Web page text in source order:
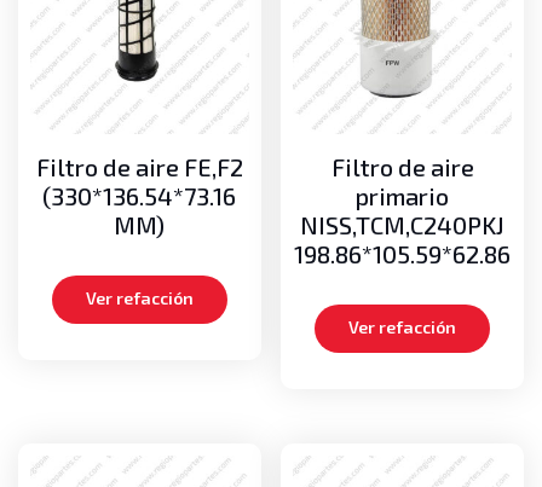
Seguridad
Alarmas de retroceso
Luces de retroceso
Torretas
Sistema de enfriamiento
Abanicos
Bombas de agua
Radiadores
Sistema Eléctrico
Switch de encendido
Filtro de aire FE,F2
(330*136.54*73.16
MM)
Ver refacción
Filtro de aire
primario
NISS,TCM,C240PKJ
198.86*105.59*62.86
Ver refacción